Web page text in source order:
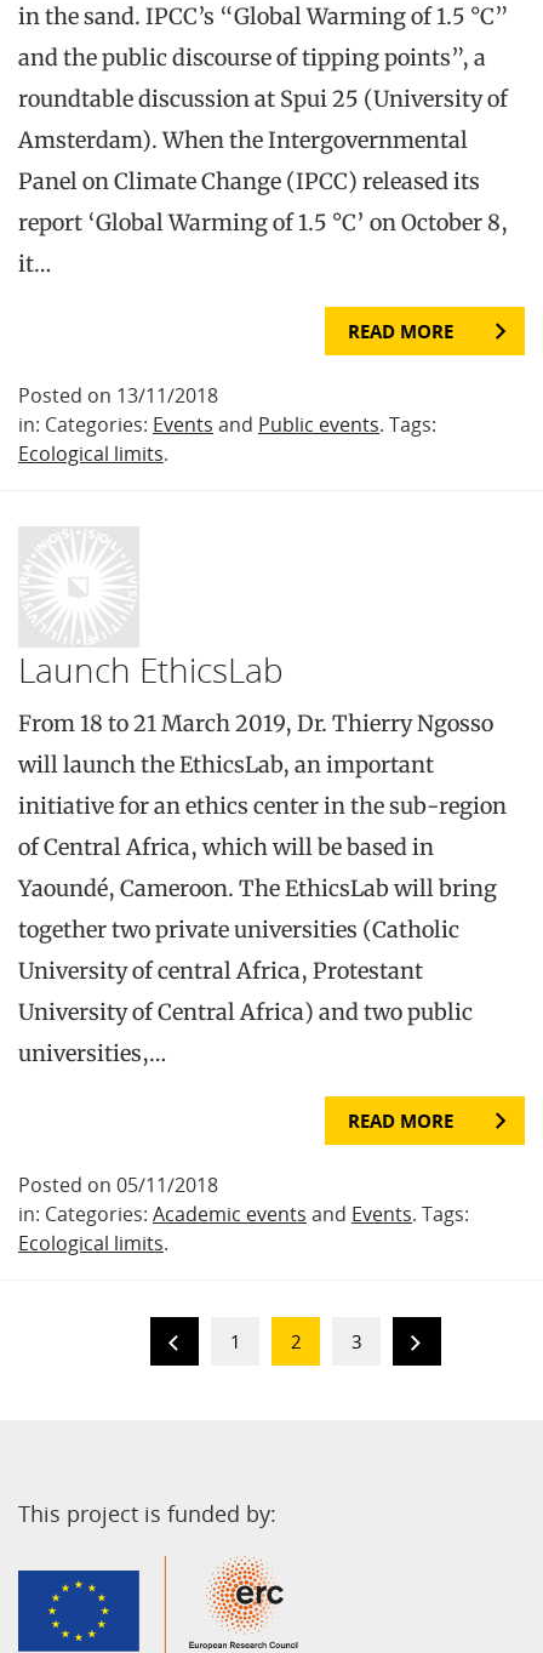
in the sand. IPCC’s “Global Warming of 1.5 °C”
and the public discourse of tipping points”, a
roundtable discussion at Spui 25 (University of
Amsterdam). When the Intergovernmental
Panel on Climate Change (IPCC) released its
report ‘Global Warming of 1.5 °C’ on October 8,
it…
READ MORE
Posted on 13/11/2018
in: Categories: Events and Public events. Tags:
Ecological limits.
Launch EthicsLab
From 18 to 21 March 2019, Dr. Thierry Ngosso
will launch the EthicsLab, an important
initiative for an ethics center in the sub-region
of Central Africa, which will be based in
Yaoundé, Cameroon. The EthicsLab will bring
together two private universities (Catholic
University of central Africa, Protestant
University of Central Africa) and two public
universities,…
READ MORE
Posted on 05/11/2018
in: Categories: Academic events and Events. Tags:
Ecological limits.
1 2 3
This project is funded by: